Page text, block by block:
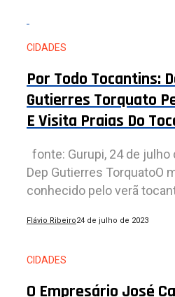
CIDADES
Por Todo Tocantins:
Gutierres Torquato
E Visita Praias Do
fonte: Gurupi, 24 de
Dep Gutierres TorquatoO
conhecido pelo verã
Flávio Ribeiro24 de julho de 2023
CIDADES
O Empresário José